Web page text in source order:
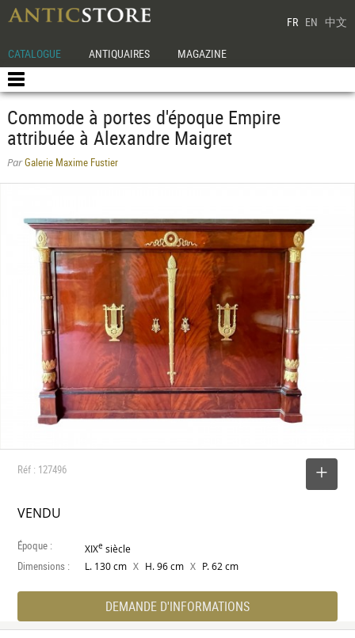
FR EN 中文
CATALOGUE ANTIQUAIRES MAGAZINE
Commode à portes d'époque Empire
attribuée à Alexandre Maigret
ParGalerie Maxime Fustier
Réf : 127496
VENDU
Époque : XIXe siècle
Dimensions : L. 130 cm X H. 96 cm X P. 62 cm
DEMANDE D'INFORMATIONS